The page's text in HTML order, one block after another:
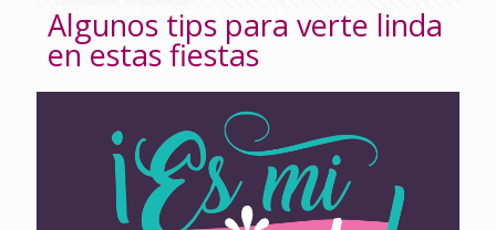
Algunos tips para verte linda
en estas fiestas